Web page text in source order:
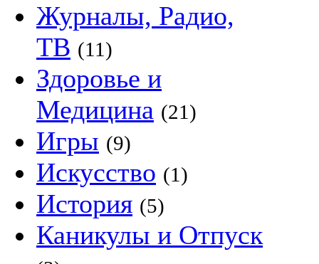
Журналы, Радио,
ТВ (11)
Здоровье и
Медицина (21)
Игры (9)
Искусство (1)
История (5)
Каникулы и Отпуск